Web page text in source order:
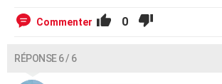
Commenter 0
RÉPONSE 6 / 6